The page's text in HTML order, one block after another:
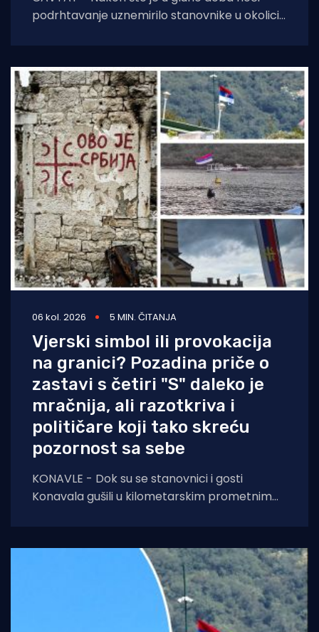
podrhtavanje uznemirilo stanovnike u okolici
06 kol. 2026 5 MIN. ČITANJA
Vjerski simbol ili provokacija
na granici? Pozadina priče o
zastavi s četiri "S" daleko je
mračnija, ali razotkriva i
političare koji tako skreću
pozornost sa sebe
KONAVLE - Dok su se stanovnici i gosti
Konavala gušili u kilometarskim prometnim